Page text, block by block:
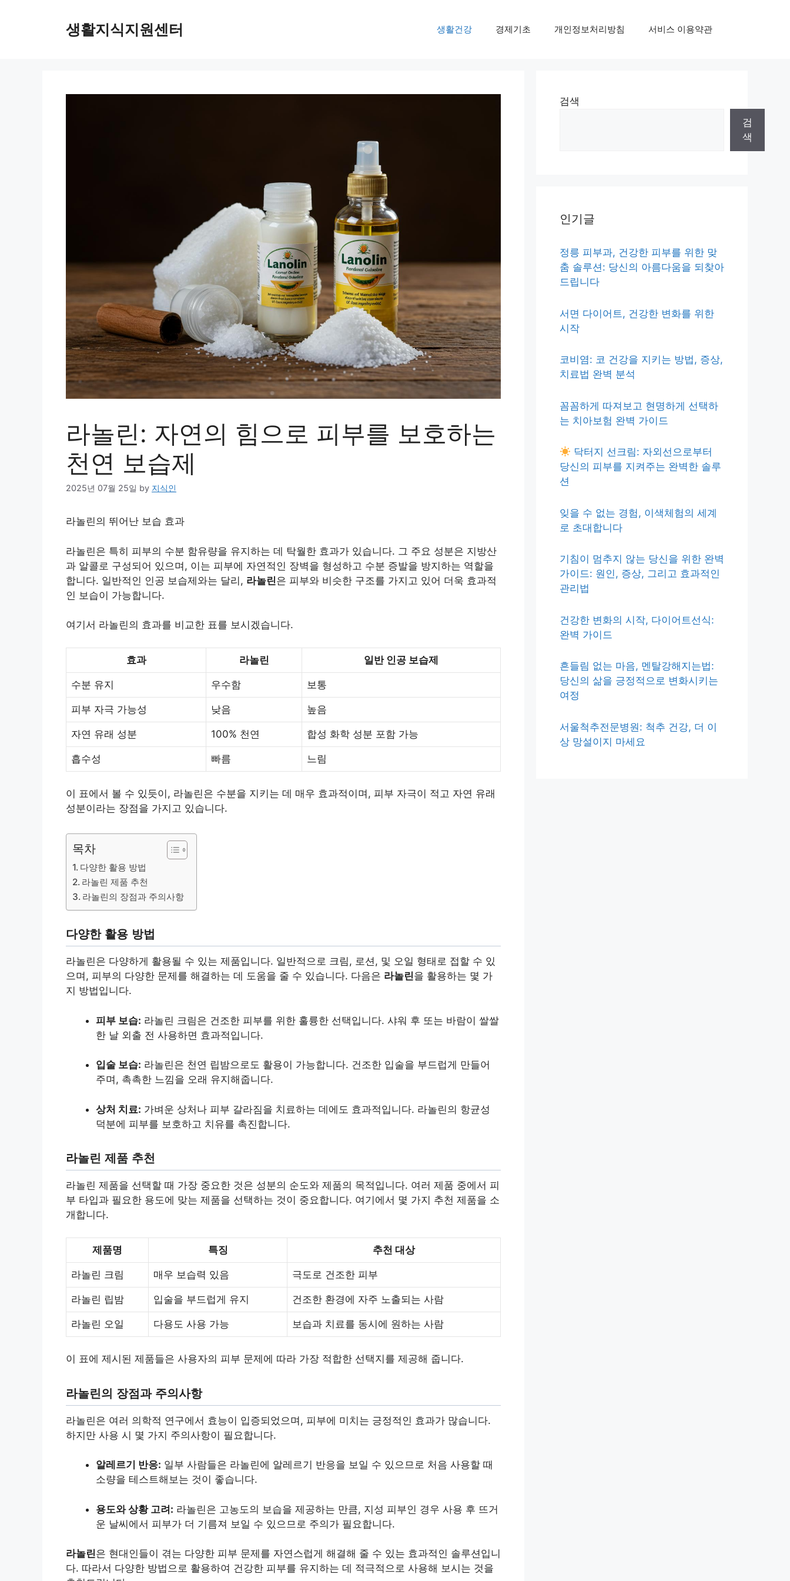
생활지식지원센터 생활건강 경제기초 개인정보처리방침 서비스 이용약관
라놀린: 자연의 힘으로 피부를 보호하는
천연 보습제
2025년 07월 25일 by 지식인
라놀린의 뛰어난 보습 효과
라놀린은 특히 피부의 수분 함유량을 유지하는 데 탁월한 효과가 있습니다. 그 주요 성분은 지방산
과 알콜로 구성되어 있으며, 이는 피부에 자연적인 장벽을 형성하고 수분 증발을 방지하는 역할을
합니다. 일반적인 인공 보습제와는 달리, 라놀린은 피부와 비슷한 구조를 가지고 있어 더욱 효과적
인 보습이 가능합니다.
여기서 라놀린의 효과를 비교한 표를 보시겠습니다.
효과 라놀린 일반 인공 보습제
수분 유지 우수함 보통
피부 자극 가능성 낮음 높음
자연 유래 성분 100% 천연 합성 화학 성분 포함 가능
흡수성 빠름 느림
이 표에서 볼 수 있듯이, 라놀린은 수분을 지키는 데 매우 효과적이며, 피부 자극이 적고 자연 유래
성분이라는 장점을 가지고 있습니다.
목차
다양한 활용 방법
라놀린 제품 추천
라놀린의 장점과 주의사항
다양한 활용 방법
라놀린은 다양하게 활용될 수 있는 제품입니다. 일반적으로 크림, 로션, 및 오일 형태로 접할 수 있
으며, 피부의 다양한 문제를 해결하는 데 도움을 줄 수 있습니다. 다음은 라놀린을 활용하는 몇 가
지 방법입니다.
피부 보습: 라놀린 크림은 건조한 피부를 위한 훌륭한 선택입니다. 샤워 후 또는 바람이 쌀쌀
한 날 외출 전 사용하면 효과적입니다.
입술 보습: 라놀린은 천연 립밤으로도 활용이 가능합니다. 건조한 입술을 부드럽게 만들어
주며, 촉촉한 느낌을 오래 유지해줍니다.
상처 치료: 가벼운 상처나 피부 갈라짐을 치료하는 데에도 효과적입니다. 라놀린의 항균성
덕분에 피부를 보호하고 치유를 촉진합니다.
라놀린 제품 추천
라놀린 제품을 선택할 때 가장 중요한 것은 성분의 순도와 제품의 목적입니다. 여러 제품 중에서 피
부 타입과 필요한 용도에 맞는 제품을 선택하는 것이 중요합니다. 여기에서 몇 가지 추천 제품을 소
개합니다.
제품명 특징 추천 대상
라놀린 크림 매우 보습력 있음 극도로 건조한 피부
라놀린 립밤 입술을 부드럽게 유지 건조한 환경에 자주 노출되는 사람
라놀린 오일 다용도 사용 가능 보습과 치료를 동시에 원하는 사람
이 표에 제시된 제품들은 사용자의 피부 문제에 따라 가장 적합한 선택지를 제공해 줍니다.
라놀린의 장점과 주의사항
라놀린은 여러 의학적 연구에서 효능이 입증되었으며, 피부에 미치는 긍정적인 효과가 많습니다.
하지만 사용 시 몇 가지 주의사항이 필요합니다.
알레르기 반응: 일부 사람들은 라놀린에 알레르기 반응을 보일 수 있으므로 처음 사용할 때
소량을 테스트해보는 것이 좋습니다.
용도와 상황 고려: 라놀린은 고농도의 보습을 제공하는 만큼, 지성 피부인 경우 사용 후 뜨거
운 날씨에서 피부가 더 기름져 보일 수 있으므로 주의가 필요합니다.
라놀린은 현대인들이 겪는 다양한 피부 문제를 자연스럽게 해결해 줄 수 있는 효과적인 솔루션입니
다. 따라서 다양한 방법으로 활용하여 건강한 피부를 유지하는 데 적극적으로 사용해 보시는 것을
검색
검
색
인기글
정릉 피부과, 건강한 피부를 위한 맞
춤 솔루션: 당신의 아름다움을 되찾아
드립니다
서면 다이어트, 건강한 변화를 위한
시작
코비염: 코 건강을 지키는 방법, 증상,
치료법 완벽 분석
꼼꼼하게 따져보고 현명하게 선택하
는 치아보험 완벽 가이드
닥터지 선크림: 자외선으로부터
당신의 피부를 지켜주는 완벽한 솔루
션
잊을 수 없는 경험, 이색체험의 세계
로 초대합니다
기침이 멈추지 않는 당신을 위한 완벽
가이드: 원인, 증상, 그리고 효과적인
관리법
건강한 변화의 시작, 다이어트선식:
완벽 가이드
흔들림 없는 마음, 멘탈강해지는법:
당신의 삶을 긍정적으로 변화시키는
여정
서울척추전문병원: 척추 건강, 더 이
상 망설이지 마세요